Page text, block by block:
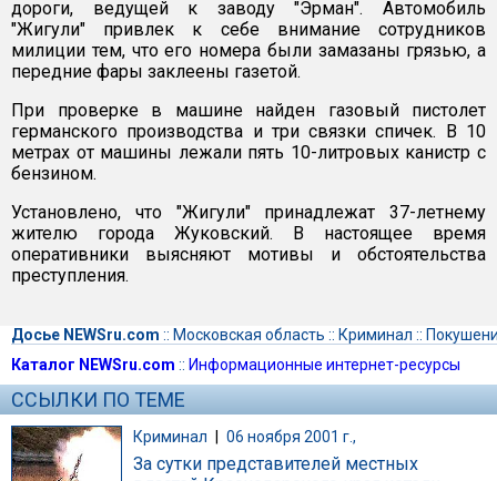
дороги, ведущей к заводу "Эрман". Автомобиль
"Жигули" привлек к себе внимание сотрудников
милиции тем, что его номера были замазаны грязью, а
передние фары заклеены газетой.
При проверке в машине найден газовый пистолет
германского производства и три связки спичек. В 10
метрах от машины лежали пять 10-литровых канистр с
бензином.
Установлено, что "Жигули" принадлежат 37-летнему
жителю города Жуковский. В настоящее время
оперативники выясняют мотивы и обстоятельства
преступления.
Досье NEWSru.com :: Московская область :: Криминал ::
Каталог NEWSru.com :: Информационные интернет-ресурсы
ССЫЛКИ ПО ТЕМЕ
Криминал | 06 ноября 2001 г.,
За сутки представителей местных